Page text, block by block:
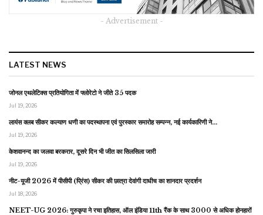
- Advertisement -
LATEST NEWS
जोनल एथलेटिक्स प्रतियोगिता में फ्लोरेटो ने जीते 35 पदक
Jul 19, 2026
लायंस क्लब सीकर कल्याण धणी का पदस्थापना एवं पुरस्कार समारोह सम्पन्न, नई कार्यकारिणी ने…
Jul 19, 2026
केशवानन्द का जलवा बरकरार, दूसरे दिन भी जीत का सिलसिला जारी
Jul 19, 2026
नीट-यूजी 2026 में पीसीपी (प्रिंस) सीकर की छात्रा देवांगी दाधीच का शानदार प्रदर्शन
Jul 18, 2026
NEET-UG 2026: गुरुकृपा ने रचा इतिहास, ऑल इंडिया 11th रैंक के साथ 3000 से अधिक होनहारों